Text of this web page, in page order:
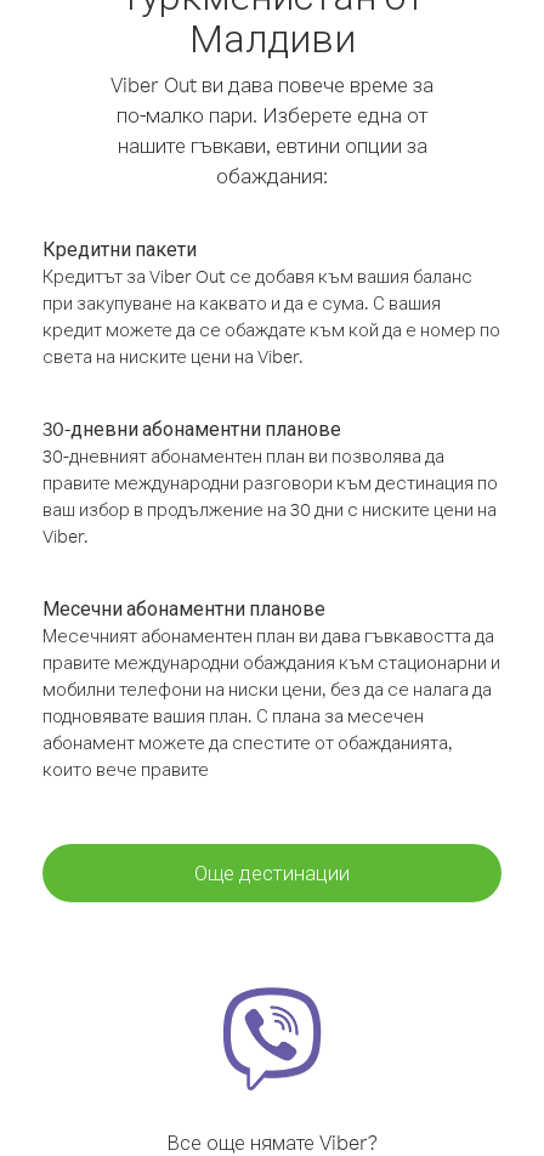
Малдиви
Viber Out ви дава повече време за
по-малко пари. Изберете една от
нашите гъвкави, евтини опции за
обаждания:
Кредитни пакети
Кредитът за Viber Out се добавя към вашия баланс
при закупуване на каквато и да е сума. С вашия
кредит можете да се обаждате към кой да е номер по
света на ниските цени на Viber.
30-дневни абонаментни планове
30-дневният абонаментен план ви позволява да
правите международни разговори към дестинация по
ваш избор в продължение на 30 дни с ниските цени на
Viber.
Месечни абонаментни планове
Месечният абонаментен план ви дава гъвкавостта да
правите международни обаждания към стационарни и
мобилни телефони на ниски цени, без да се налага да
подновявате вашия план. С плана за месечен
абонамент можете да спестите от обажданията,
които вече правите
Още дестинации
Все още нямате Viber?